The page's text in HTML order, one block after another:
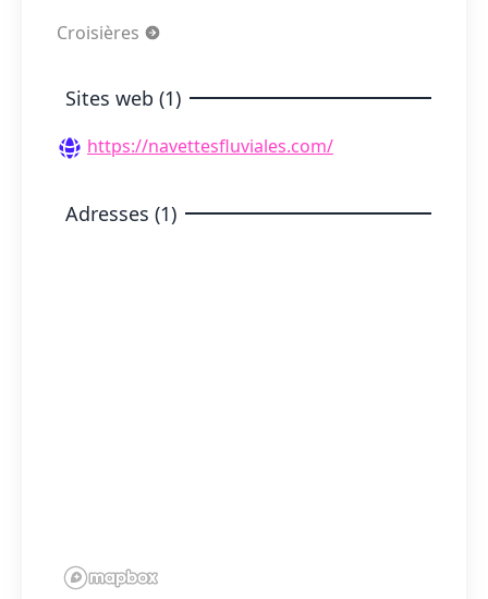
Croisières
Sites web (1)
https://navettesfluviales.com/
Adresses (1)